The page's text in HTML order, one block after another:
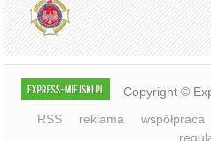
Copyright ©
RSS
reklama współpraca